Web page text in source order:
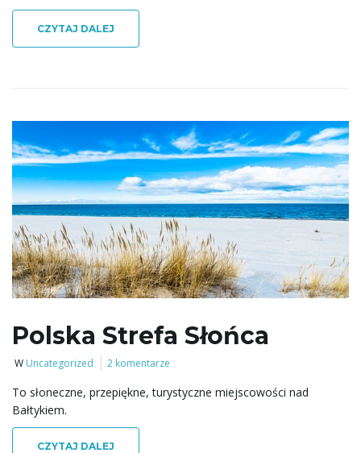
CZYTAJ DALEJ
Polska Strefa Słońca
W Uncategorized 2 komentarze
To słoneczne, przepiękne, turystyczne miejscowości nad
Bałtykiem.
CZYTAJ DALEJ